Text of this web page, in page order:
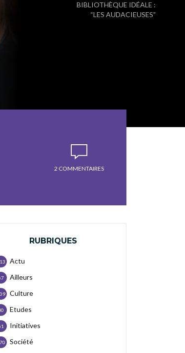
BIBLIOTHÈQUE IDÉALE :
“LES AUDACIEUSES”
2 COMMENTAIRES
RUBRIQUES
Actu
Ailleurs
Culture
Etudes
Initiatives
Société